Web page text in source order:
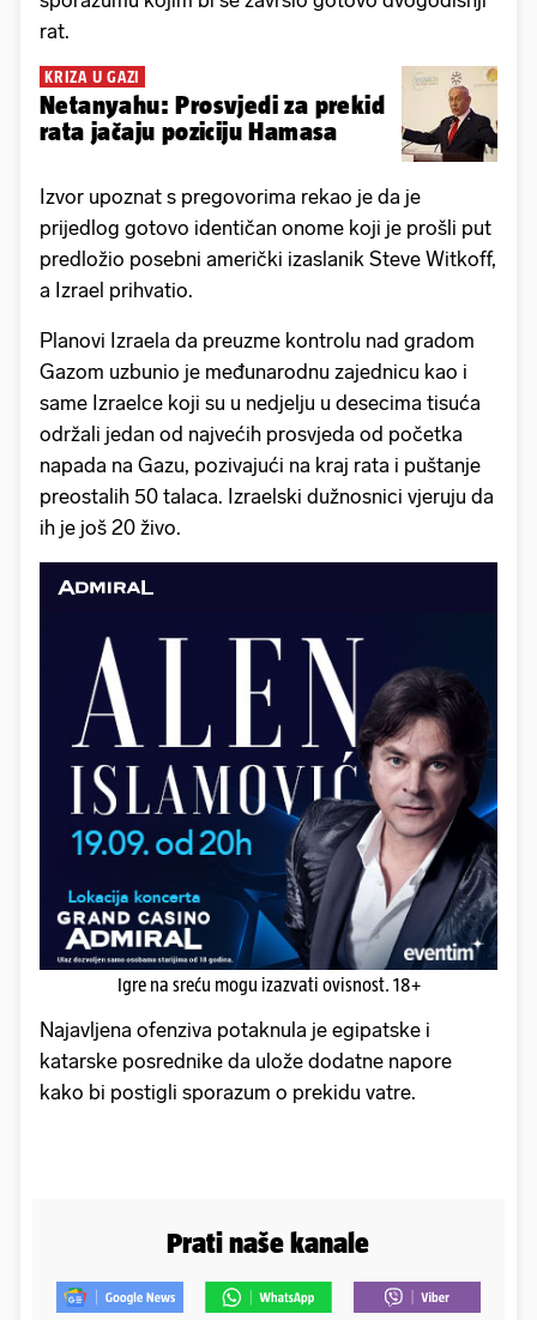
rat.
KRIZA U GAZI
Netanyahu: Prosvjedi za prekid
rata jačaju poziciju Hamasa
Izvor upoznat s pregovorima rekao je da je
prijedlog gotovo identičan onome koji je prošli put
predložio posebni američki izaslanik Steve Witkoff,
a Izrael prihvatio.
Planovi Izraela da preuzme kontrolu nad gradom
Gazom uzbunio je međunarodnu zajednicu kao i
same Izraelce koji su u nedjelju u desecima tisuća
održali jedan od najvećih prosvjeda od početka
napada na Gazu, pozivajući na kraj rata i puštanje
preostalih 50 talaca. Izraelski dužnosnici vjeruju da
ih je još 20 živo.
Igre na sreću mogu izazvati ovisnost. 18+
Najavljena ofenziva potaknula je egipatske i
katarske posrednike da ulože dodatne napore
kako bi postigli sporazum o prekidu vatre.
Prati naše kanale